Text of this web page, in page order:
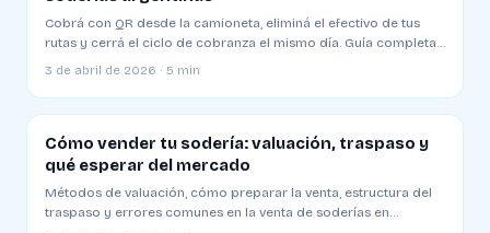
Cobrá con QR desde la camioneta, eliminá el efectivo de tus
rutas y cerrá el ciclo de cobranza el mismo día. Guía completa
2026
3 de abril de 2026 · 5 min
Cómo vender tu sodería: valuación, traspaso y
qué esperar del mercado
Métodos de valuación, cómo preparar la venta, estructura del
traspaso y errores comunes en la venta de soderías en